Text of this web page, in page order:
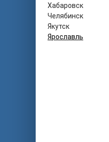
Хабаровск
Челябинск
Якутск
Ярославль